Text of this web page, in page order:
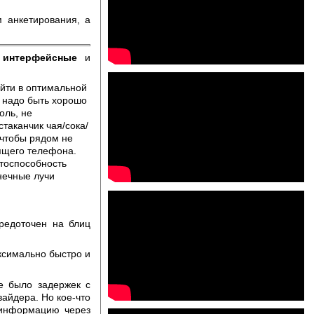
а
интерфейсныеи
в оптимальной
надо быть хорошо
не
чая/сока/
рядом не
телефона.
лучи
на блиц
быстро и
было задержек с
Но кое-что
через